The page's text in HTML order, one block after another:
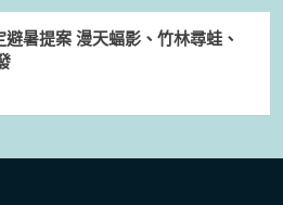
暑提案 漫天蝠影、竹林尋蛙、